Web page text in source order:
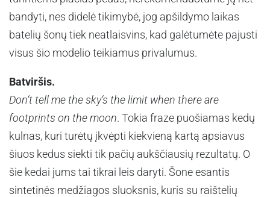
bandyti, nes didelė tikimybė, jog apšildymo laikas
batelių šonų tiek neatlaisvins, kad galėtumėte pajusti
visus šio modelio teikiamus privalumus.
Batviršis.
Don‘t tell me the sky‘s the limit when there are
footprints on the moon. Tokia fraze puošiamas kedų
kulnas, kuri turėtų įkvėpti kiekvieną kartą apsiavus
šiuos kedus siekti tik pačių aukščiausių rezultatų. O
šie kedai jums tai tikrai leis daryti. Šone esantis
sintetinės medžiagos sluoksnis, kuris su raištelių